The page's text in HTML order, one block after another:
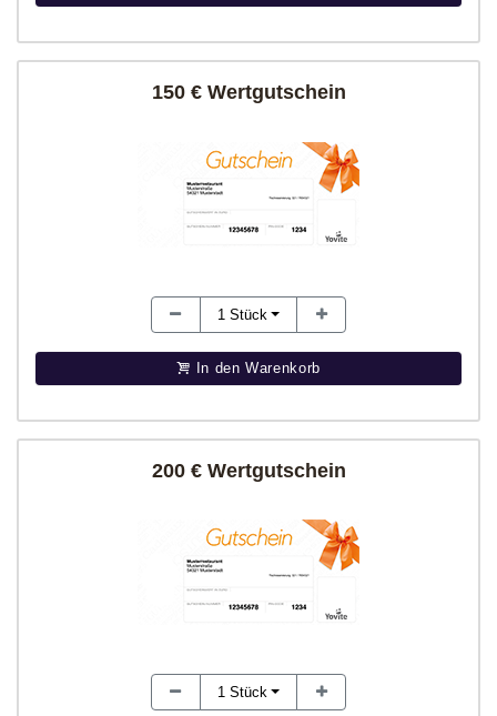
150 € Wertgutschein
1 Stück
In den Warenkorb
200 € Wertgutschein
1 Stück